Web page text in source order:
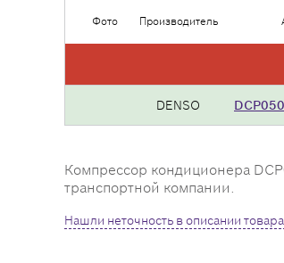
Фото Производитель
DENSO
Компрессор кондиционера
транспортной компании.
Нашли неточность в описании